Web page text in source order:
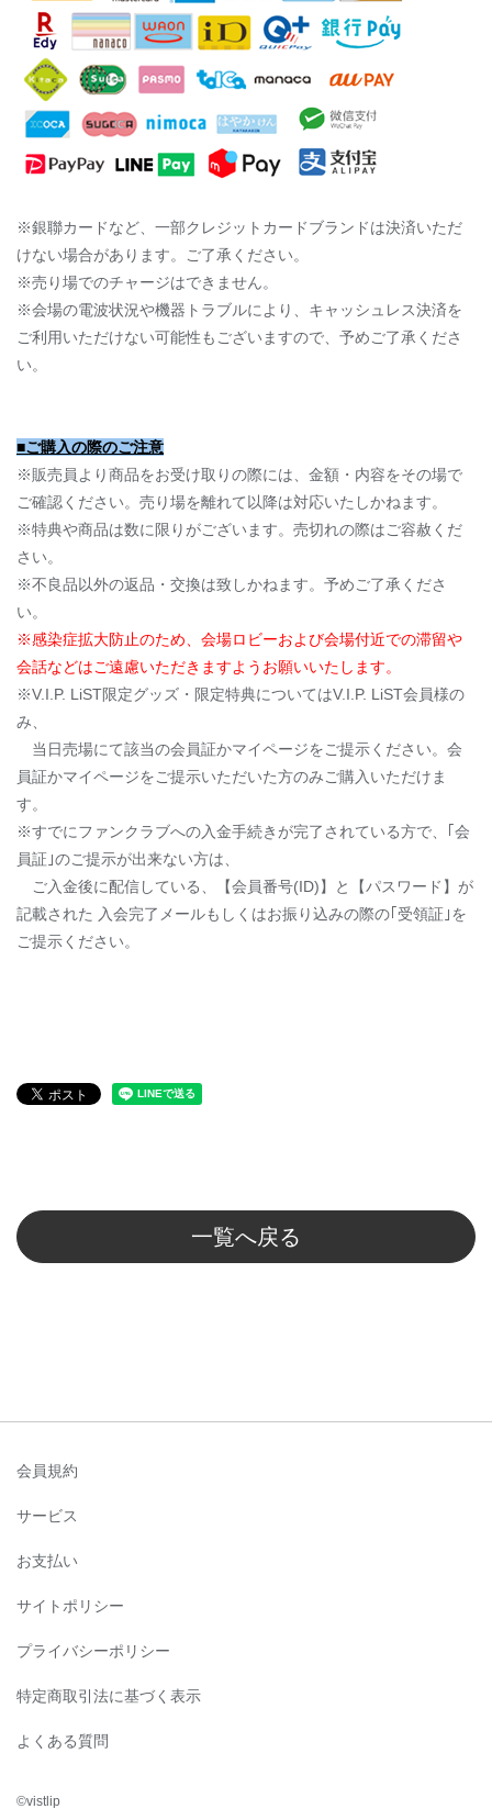
※銀聯カードなど、一部クレジットカードブランドは決済いただ
けない場合があります。ご了承ください。
※売り場でのチャージはできません。
※会場の電波状況や機器トラブルにより、キャッシュレス決済を
ご利用いただけない可能性もございますので、予めご了承くださ
い。
■ご購入の際のご注意
※販売員より商品をお受け取りの際には、金額・内容をその場で
ご確認ください。売り場を離れて以降は対応いたしかねます。
※特典や商品は数に限りがございます。売切れの際はご容赦くだ
さい。
※不良品以外の返品・交換は致しかねます。予めご了承くださ
い。
※感染症拡大防止のため、会場ロビーおよび会場付近での滞留や
会話などはご遠慮いただきますようお願いいたします。
※V.I.P. LiST限定グッズ・限定特典についてはV.I.P. LiST会員様の
み、
当日売場にて該当の会員証かマイページをご提示ください。会
員証かマイページをご提示いただいた方のみご購入いただけま
す。
※すでにファンクラブへの入金手続きが完了されている方で、｢会
員証｣のご提示が出来ない方は、
ご入金後に配信している、【会員番号(ID)】と【パスワード】が
記載された 入会完了メールもしくはお振り込みの際の｢受領証｣を
ご提示ください。
一覧へ戻る
会員規約
サービス
お支払い
サイトポリシー
プライバシーポリシー
特定商取引法に基づく表示
よくある質問
©︎vistlip